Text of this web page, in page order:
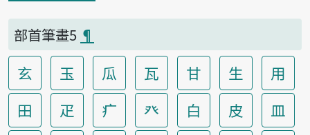
部首筆畫5 ¶
玄 玉 瓜 瓦 甘 生
用
田
疋 疒 癶 白 皮
皿